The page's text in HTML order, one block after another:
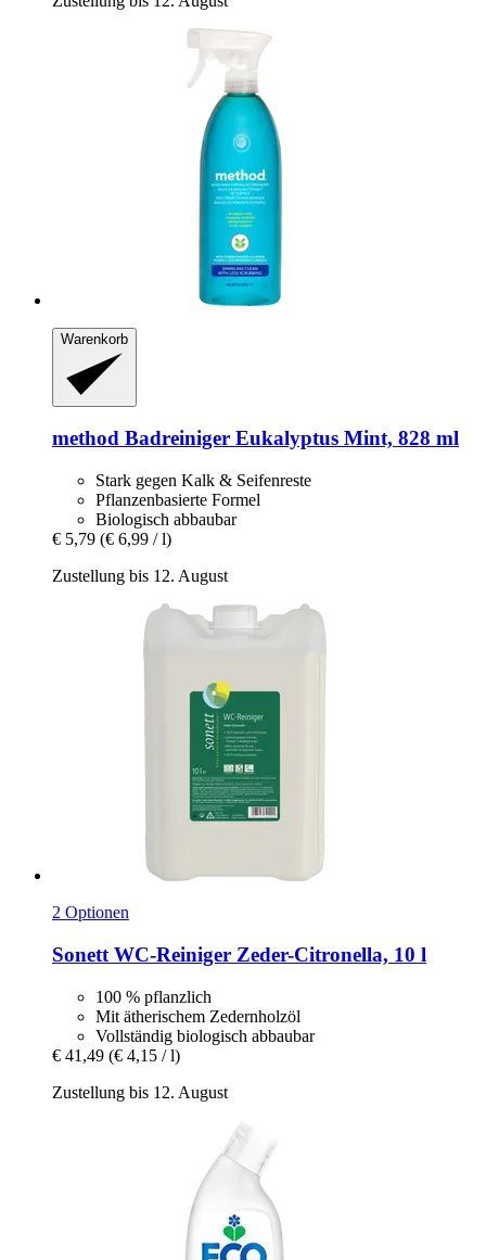
Warenkorb
method Badreiniger Eukalyptus Mint, 828 ml
Stark gegen Kalk & Seifenreste
Pflanzenbasierte Formel
Biologisch abbaubar
€ 5,79 (€ 6,99 / l)
Zustellung bis 12. August
2 Optionen
Sonett WC-​Reiniger Zeder-​Citronella, 10 l
100 % pflanzlich
Mit ätherischem Zedernholzöl
Vollständig biologisch abbaubar
€ 41,49 (€ 4,15 / l)
Zustellung bis 12. August